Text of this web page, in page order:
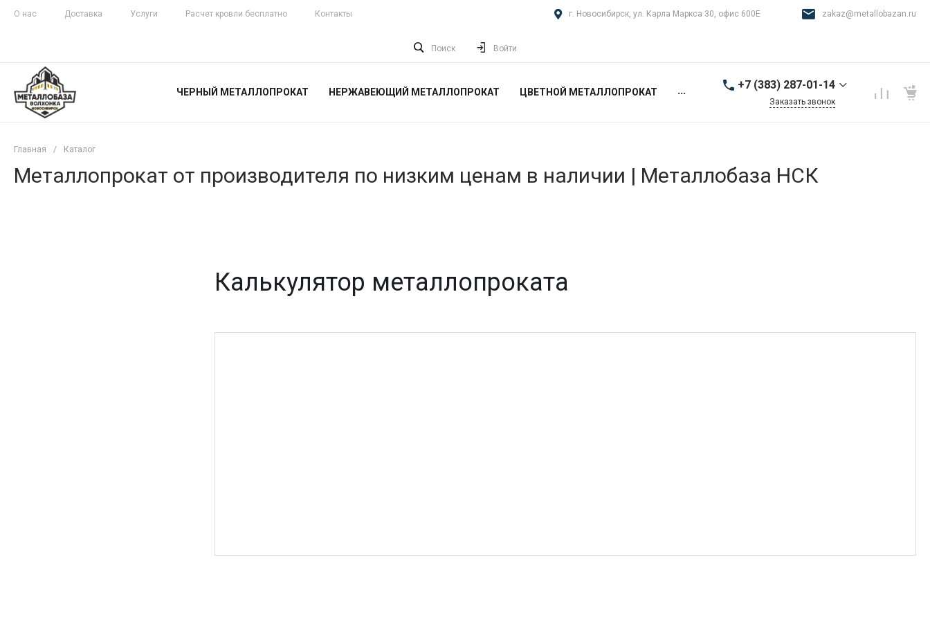
О нас Доставка Услуги Расчет кровли бесплатно Контакты г. Новосибирск, ул. Карла Маркса 30, офис 600Е zakaz@metallobazan.ru
Поиск Войти
ЧЕРНЫЙ МЕТАЛЛОПРОКАТ НЕРЖАВЕЮЩИЙ МЕТАЛЛОПРОКАТ ЦВЕТНОЙ МЕТАЛЛОПРОКАТ ... +7 (383) 287-01-14
9:00-18:00 пн-пт
Заказать звонок
Главная / Каталог
Металлопрокат от производителя по низким ценам в наличии | Металлобаза НСК
Калькулятор металлопроката